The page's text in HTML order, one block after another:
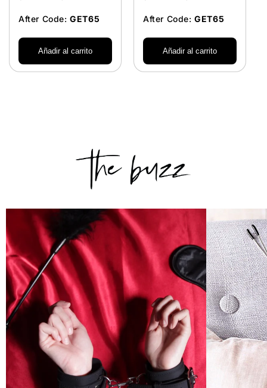
After Code:GET65
Añadir al carrito
After Code:GET65
Añadir al carrito